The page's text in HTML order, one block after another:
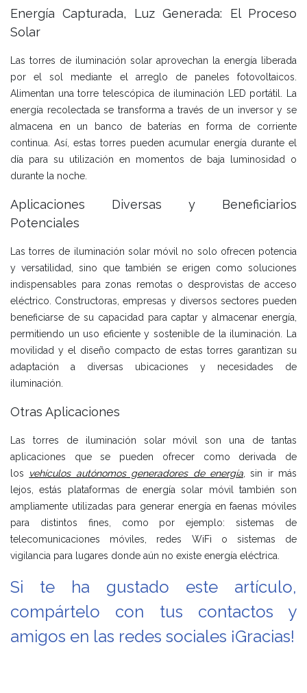
Energía Capturada, Luz Generada: El Proceso
Solar
Las torres de iluminación solar aprovechan la energía liberada
por el sol mediante el arreglo de paneles fotovoltaicos.
Alimentan una torre telescópica de iluminación LED portátil. La
energía recolectada se transforma a través de un inversor y se
almacena en un banco de baterías en forma de corriente
continua. Así, estas torres pueden acumular energía durante el
día para su utilización en momentos de baja luminosidad o
durante la noche.
Aplicaciones Diversas y Beneficiarios
Potenciales
Las torres de iluminación solar móvil no solo ofrecen potencia
y versatilidad, sino que también se erigen como soluciones
indispensables para zonas remotas o desprovistas de acceso
eléctrico. Constructoras, empresas y diversos sectores pueden
beneficiarse de su capacidad para captar y almacenar energía,
permitiendo un uso eficiente y sostenible de la iluminación. La
movilidad y el diseño compacto de estas torres garantizan su
adaptación a diversas ubicaciones y necesidades de
iluminación.
Otras Aplicaciones
Las torres de iluminación solar móvil son una de tantas
aplicaciones que se pueden ofrecer como derivada de
los
vehículos autónomos generadores de energía, sin ir más
lejos, estás plataformas de energía solar móvil también son
ampliamente utilizadas para generar energía en faenas móviles
para distintos fines, como por ejemplo: sistemas de
telecomunicaciones móviles, redes WiFi o sistemas de
vigilancia para lugares donde aún no existe energía eléctrica.
Si te ha gustado este artículo,
compártelo con tus contactos y
amigos en las redes sociales ¡Gracias!